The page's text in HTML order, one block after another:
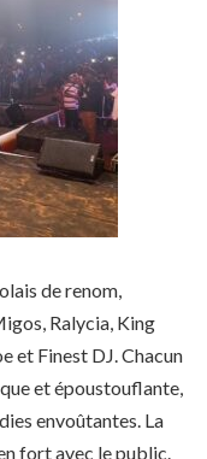
de renom,
Ralycia, King
et Finest DJ. Chacun
et époustouflante,
envoûtantes. La
fort avec le public.